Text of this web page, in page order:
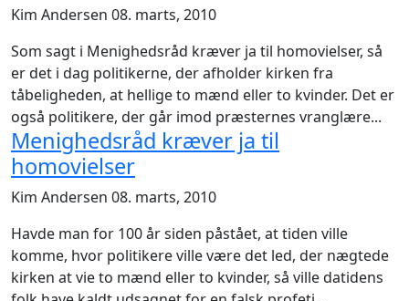
Kim Andersen 08. marts, 2010
Som sagt i Menighedsråd kræver ja til homovielser, så
er det i dag politikerne, der afholder kirken fra
tåbeligheden, at hellige to mænd eller to kvinder. Det er
også politikere, der går imod præsternes vranglære...
Menighedsråd kræver ja til
homovielser
Kim Andersen 08. marts, 2010
Havde man for 100 år siden påstået, at tiden ville
komme, hvor politikere ville være det led, der nægtede
kirken at vie to mænd eller to kvinder, så ville datidens